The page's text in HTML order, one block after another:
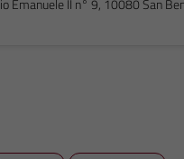
Emanuele II n° 9, 10080 San